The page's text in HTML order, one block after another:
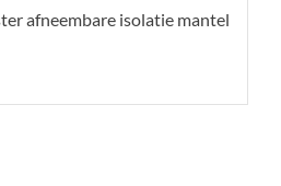
afneembare isolatie mantel